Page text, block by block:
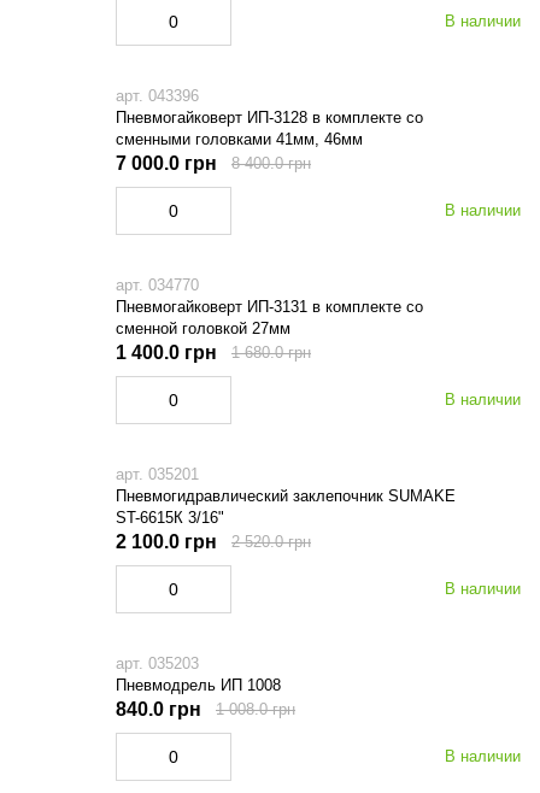
В наличии
арт. 043396
Пневмогайковерт ИП-3128 в комплекте со
сменными головками 41мм, 46мм
В наличии
7 000.0 грн 8 400.0 грн
арт. 034770
Пневмогайковерт ИП-3131 в комплекте со
сменной головкой 27мм
В наличии
1 400.0 грн 1 680.0 грн
арт. 035201
Пневмогидравлический заклепочник SUMAKE
ST-6615К 3/16"
В наличии
2 100.0 грн 2 520.0 грн
арт. 035203
Пневмодрель ИП 1008
В наличии
840.0 грн 1 008.0 грн